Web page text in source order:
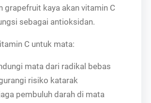
grapefruit kaya akan vitamin C
sebagai antioksidan.
C untuk mata:
mata dari radikal bebas
risiko katarak
pembuluh darah di mata